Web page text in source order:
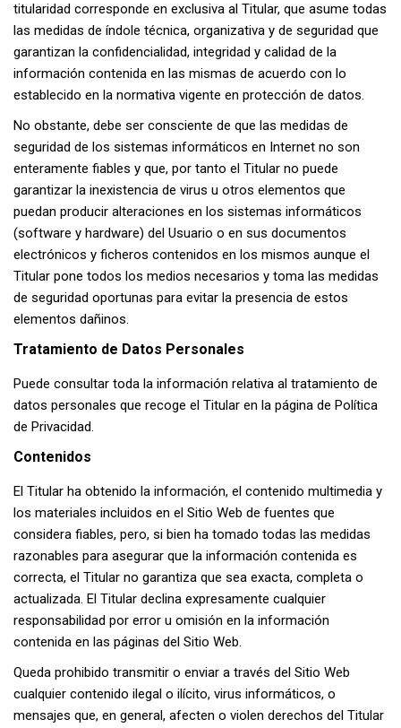
titularidad corresponde en exclusiva al Titular, que asume todas
las medidas de índole técnica, organizativa y de seguridad que
garantizan la confidencialidad, integridad y calidad de la
información contenida en las mismas de acuerdo con lo
establecido en la normativa vigente en protección de datos.
No obstante, debe ser consciente de que las medidas de
seguridad de los sistemas informáticos en Internet no son
enteramente fiables y que, por tanto el Titular no puede
garantizar la inexistencia de virus u otros elementos que
puedan producir alteraciones en los sistemas informáticos
(software y hardware) del Usuario o en sus documentos
electrónicos y ficheros contenidos en los mismos aunque el
Titular pone todos los medios necesarios y toma las medidas
de seguridad oportunas para evitar la presencia de estos
elementos dañinos.
Tratamiento de Datos Personales
Puede consultar toda la información relativa al tratamiento de
datos personales que recoge el Titular en la página de Política
de Privacidad.
Contenidos
El Titular ha obtenido la información, el contenido multimedia y
los materiales incluidos en el Sitio Web de fuentes que
considera fiables, pero, si bien ha tomado todas las medidas
razonables para asegurar que la información contenida es
correcta, el Titular no garantiza que sea exacta, completa o
actualizada. El Titular declina expresamente cualquier
responsabilidad por error u omisión en la información
contenida en las páginas del Sitio Web.
Queda prohibido transmitir o enviar a través del Sitio Web
cualquier contenido ilegal o ilícito, virus informáticos, o
mensajes que, en general, afecten o violen derechos del Titular